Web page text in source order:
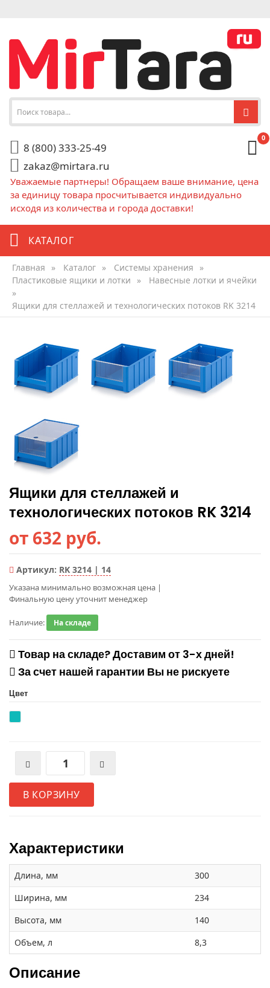
8 (800) 333-25-49
zakaz@mirtara.ru
0
Уважаемые партнеры! Обращаем ваше внимание, цена
за единицу товара просчитывается индивидуально
исходя из количества и города доставки!
КАТАЛОГ
Главная » Каталог » Системы хранения
»
Пластиковые ящики и лотки
»
Навесные лотки и ячейки
»
Ящики для стеллажей и технологических потоков RK 3214
Ящики для стеллажей и
технологических потоков RK 3214
от 632 руб.
Артикул: RK 3214 | 14
Указана минимально возможная цена |
Финальную цену уточнит менеджер
Наличие: На складе
Товар на складе? Доставим от 3-х дней!
За счет нашей гарантии Вы не рискуете
Цвет
В КОРЗИНУ
Характеристики
Длина, мм
300
Ширина, мм
234
Высота, мм
140
Объем, л
8,3
Описание